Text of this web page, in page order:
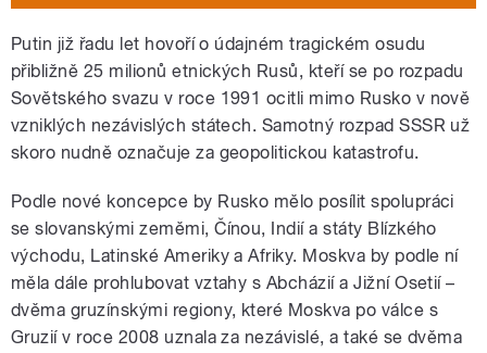
Putin již řadu let hovoří o údajném tragickém osudu
přibližně 25 milionů etnických Rusů, kteří se po rozpadu
Sovětského svazu v roce 1991 ocitli mimo Rusko v nově
vzniklých nezávislých státech. Samotný rozpad SSSR už
skoro nudně označuje za geopolitickou katastrofu.
Podle nové koncepce by Rusko mělo posílit spolupráci
se slovanskými zeměmi, Čínou, Indií a státy Blízkého
východu, Latinské Ameriky a Afriky. Moskva by podle ní
měla dále prohlubovat vztahy s Abcházií a Jižní Osetií –
dvěma gruzínskými regiony, které Moskva po válce s
Gruzií v roce 2008 uznala za nezávislé, a také se dvěma